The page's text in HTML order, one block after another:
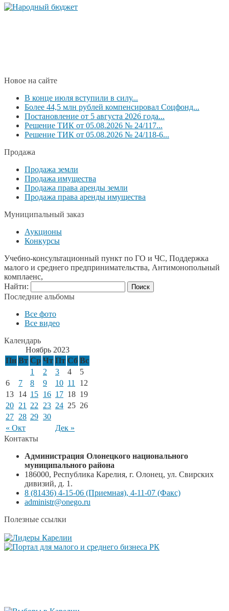
Новое на сайте
В конце июля вступили в силу...
Более 44,5 млн рублей компенсировал Соцфонд...
Постановление от 5 августа 2026 года...
Решение ТИК от 05.08.2026 № 24/117...
Решение ТИК от 05.08.2026 № 24/118-6...
Продажа
Продажа земли
Продажа имущества
Продажа права аренды земли
Продажа права аренды имущества
Муниципальный заказ
Аукционы
Конкурсы
Учебно-консультационный пункт по ГО и ЧС, Поддержка
малого и среднего предпринимательства, Антимонопольный
комплаенс,
Найти:
Последние альбомы
Все фото
Все видео
Календарь
Ноябрь 2023
Пн Вт Ср Чт Пт Сб Вс
« Окт Дек »
1 2 3 4
5
6
7 8 9 10 11
12
13 14 15 16 17 18 19
20 21 22 23 24 25 26
27 28 29 30
Контакты
Администрация Олонецкого национального
муниципального района
186000, Республика Карелия, г. Олонец, ул. Свирских
дивизий, д. 1.
8 (81436) 4-15-06 (Приемная), 4-11-07 (Факс)
administr@onego.ru
Полезные ссылки